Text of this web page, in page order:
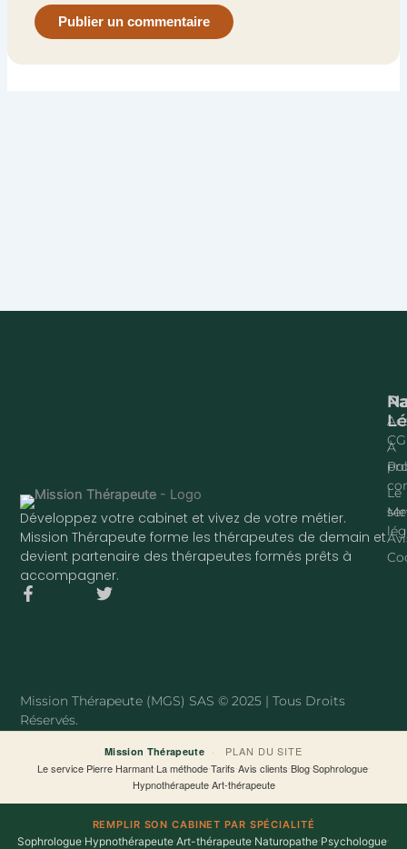
Développez votre cabinet et vivez de votre métier.
Mission Thérapeute forme les thérapeutes de demain et
devient partenaire des thérapeutes formés prêts à
accompagner.
F
k
-
T
À
Le
Mission Thérapeute (MGS) SAS © 2025 | Tous Droits
Réservés.
Mission Thérapeute ·
PLAN DU SITE
Le service·Pierre Harmant·La méthode·Tarifs·Avis clients·Blog·Sophrologue·
Hypnothérapeute·Art-thérapeute
REMPLIR SON CABINET PAR SPÉCIALITÉ
Sophrologue·Hypnothérapeute·Art-thérapeute·Naturopathe·Psychologue·